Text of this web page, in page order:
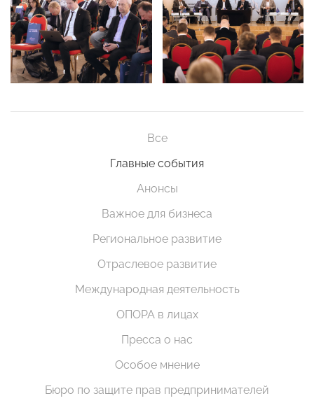
Все
Главные события
Анонсы
Важное для бизнеса
Региональное развитие
Отраслевое развитие
Международная деятельность
ОПОРА в лицах
Пресса о нас
Особое мнение
Бюро по защите прав предпринимателей